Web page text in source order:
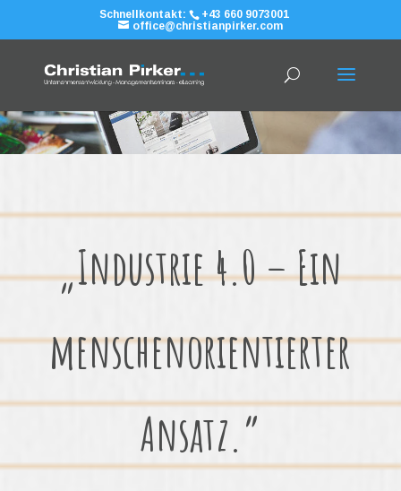
Schnellkontakt:
+43 660 9073001
office@christianpirker.com
„Industrie 4.0 – Ein
menschenorientierter
Ansatz.”